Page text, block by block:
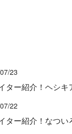
23
ター紹介！ヘシキ
22
ター紹介！なつい